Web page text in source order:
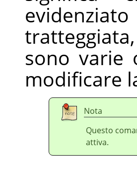
sono varie
modificare
Nota
Questo
attiva.